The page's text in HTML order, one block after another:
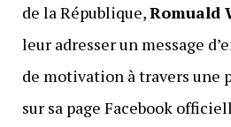
de la République,Romuald
leur adresser un message
de motivation à travers une
sur sa page Facebook